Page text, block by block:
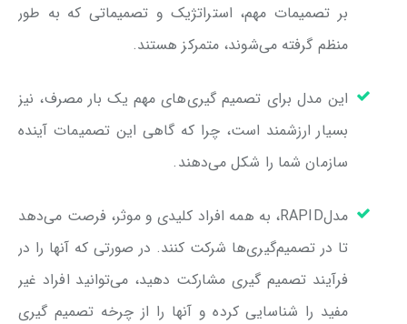
بر تصمیمات مهم، استراتژیک و تصمیماتی که به طور
منظم گرفته می‌شوند، متمرکز هستند.
این مدل برای تصمیم گیری‌های مهم یک بار مصرف، نیز
بسیار ارزشمند است، چرا که گاهی این تصمیمات آینده
سازمان شما را شکل می‌دهند.
مدلRAPID، به همه افراد کلیدی و موثر، فرصت می‌دهد
تا در تصمیم‌گیری‌ها شرکت کنند. در صورتی که آنها را در
فرآیند تصمیم گیری مشارکت دهید، می‌توانید افراد غیر
مفید را شناسایی کرده و آنها را از چرخه تصمیم گیری